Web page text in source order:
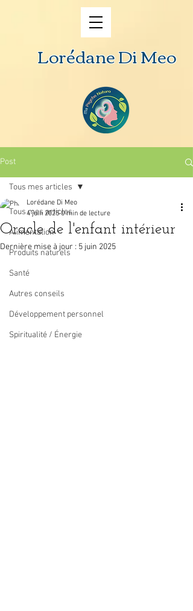
Lorédane Di Meo
Post
Tous mes articles
Alimentation
Produits naturels
Santé
Autres conseils
Développement personnel
Spiritualité / Énergie
Tous mes articles
Oracle de l'enfant intérieur
Lorédane Di Meo
4 juin 2025 0 min de lecture
Dernière mise à jour : 5 juin 2025